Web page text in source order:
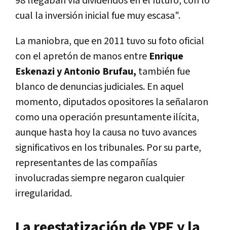
cual la inversión inicial fue muy escasa".
La maniobra, que en 2011 tuvo su foto oficial
con el apretón de manos entre Enrique
Eskenazi y Antonio Brufau, también fue
blanco de denuncias judiciales. En aquel
momento, diputados opositores la señalaron
como una operación presuntamente ilícita,
aunque hasta hoy la causa no tuvo avances
significativos en los tribunales. Por su parte,
representantes de las compañías
involucradas siempre negaron cualquier
irregularidad.